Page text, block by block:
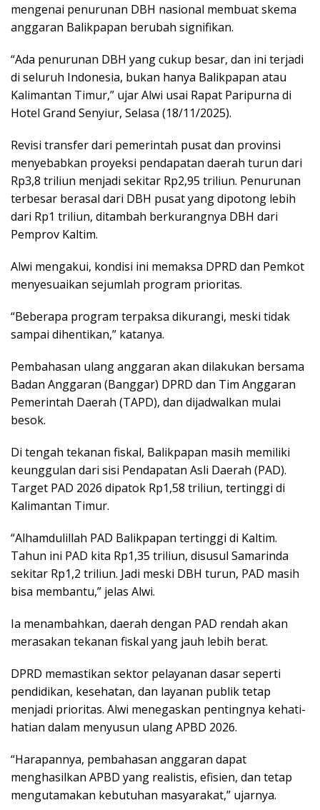
mengenai penurunan DBH nasional membuat skema
anggaran Balikpapan berubah signifikan.
“Ada penurunan DBH yang cukup besar, dan ini terjadi
di seluruh Indonesia, bukan hanya Balikpapan atau
Kalimantan Timur,” ujar Alwi usai Rapat Paripurna di
Hotel Grand Senyiur, Selasa (18/11/2025).
Revisi transfer dari pemerintah pusat dan provinsi
menyebabkan proyeksi pendapatan daerah turun dari
Rp3,8 triliun menjadi sekitar Rp2,95 triliun. Penurunan
terbesar berasal dari DBH pusat yang dipotong lebih
dari Rp1 triliun, ditambah berkurangnya DBH dari
Pemprov Kaltim.
Alwi mengakui, kondisi ini memaksa DPRD dan Pemkot
menyesuaikan sejumlah program prioritas.
“Beberapa program terpaksa dikurangi, meski tidak
sampai dihentikan,” katanya.
Pembahasan ulang anggaran akan dilakukan bersama
Badan Anggaran (Banggar) DPRD dan Tim Anggaran
Pemerintah Daerah (TAPD), dan dijadwalkan mulai
besok.
Di tengah tekanan fiskal, Balikpapan masih memiliki
keunggulan dari sisi Pendapatan Asli Daerah (PAD).
Target PAD 2026 dipatok Rp1,58 triliun, tertinggi di
Kalimantan Timur.
“Alhamdulillah PAD Balikpapan tertinggi di Kaltim.
Tahun ini PAD kita Rp1,35 triliun, disusul Samarinda
sekitar Rp1,2 triliun. Jadi meski DBH turun, PAD masih
bisa membantu,” jelas Alwi.
Ia menambahkan, daerah dengan PAD rendah akan
merasakan tekanan fiskal yang jauh lebih berat.
DPRD memastikan sektor pelayanan dasar seperti
pendidikan, kesehatan, dan layanan publik tetap
menjadi prioritas. Alwi menegaskan pentingnya kehati-
hatian dalam menyusun ulang APBD 2026.
“Harapannya, pembahasan anggaran dapat
menghasilkan APBD yang realistis, efisien, dan tetap
mengutamakan kebutuhan masyarakat,” ujarnya.